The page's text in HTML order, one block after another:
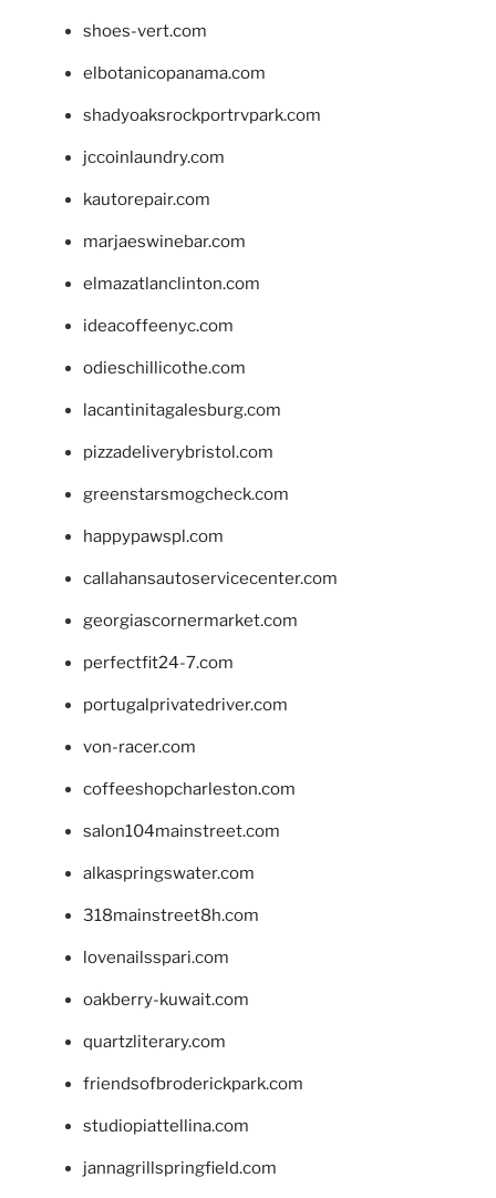
shoes-vert.com
elbotanicopanama.com
shadyoaksrockportrvpark.com
jccoinlaundry.com
kautorepair.com
marjaeswinebar.com
elmazatlanclinton.com
ideacoffeenyc.com
odieschillicothe.com
lacantinitagalesburg.com
pizzadeliverybristol.com
greenstarsmogcheck.com
happypawspl.com
callahansautoservicecenter.com
georgiascornermarket.com
perfectfit24-7.com
portugalprivatedriver.com
von-racer.com
coffeeshopcharleston.com
salon104mainstreet.com
alkaspringswater.com
318mainstreet8h.com
lovenailsspari.com
oakberry-kuwait.com
quartzliterary.com
friendsofbroderickpark.com
studiopiattellina.com
jannagrillspringfield.com